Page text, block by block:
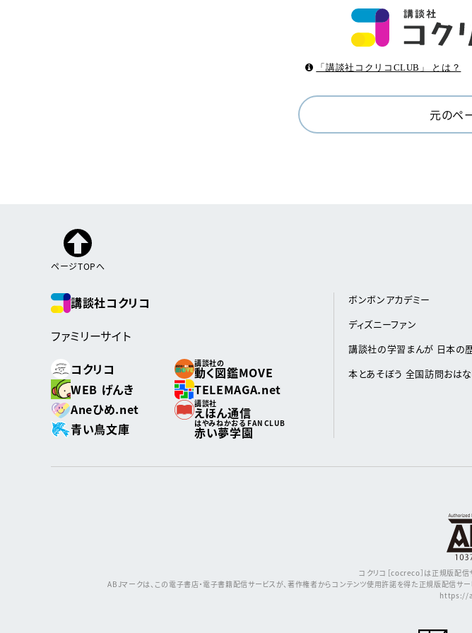
「講談社コクリコCLUB」 とは？
元のペ
ページTOPへ
講談社コクリコ
ファミリーサイト
コクリコ
講談社の
動く図鑑MOVE
WEB げんき
TELEMAGA.net
Aneひめ.net
講談社
えほん通信
青い鳥文庫
はやみねかおる FAN CLUB
赤い夢学園
ボンボンアカデミー
ディズニーファン
講談社の学習まんが 日本の
本とあそぼう 全国訪問おは
コクリコ［cocreco］は正規版配信
ABJマークは、この電子書店・電子書籍配信サービスが、著作権者からコンテンツ使用許諾を得た正規版配信サ
https://